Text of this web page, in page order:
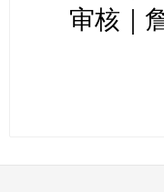
审核｜